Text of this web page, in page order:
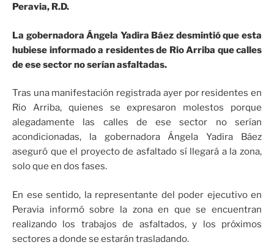
Peravia, R.D.
La gobernadora Ángela Yadira Báez desmintió que esta
hubiese informado a residentes de Rio Arriba que calles
de ese sector no serían asfaltadas.
Tras una manifestación registrada ayer por residentes en
Rio Arriba, quienes se expresaron molestos porque
alegadamente las calles de ese sector no serían
acondicionadas, la gobernadora Ángela Yadira Báez
aseguró que el proyecto de asfaltado sí llegará a la zona,
solo que en dos fases.
En ese sentido, la representante del poder ejecutivo en
Peravia informó sobre la zona en que se encuentran
realizando los trabajos de asfaltados, y los próximos
sectores a donde se estarán trasladando.